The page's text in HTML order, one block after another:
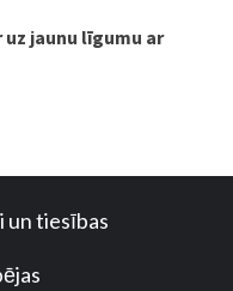
jaunu līgumu ar
un tiesības